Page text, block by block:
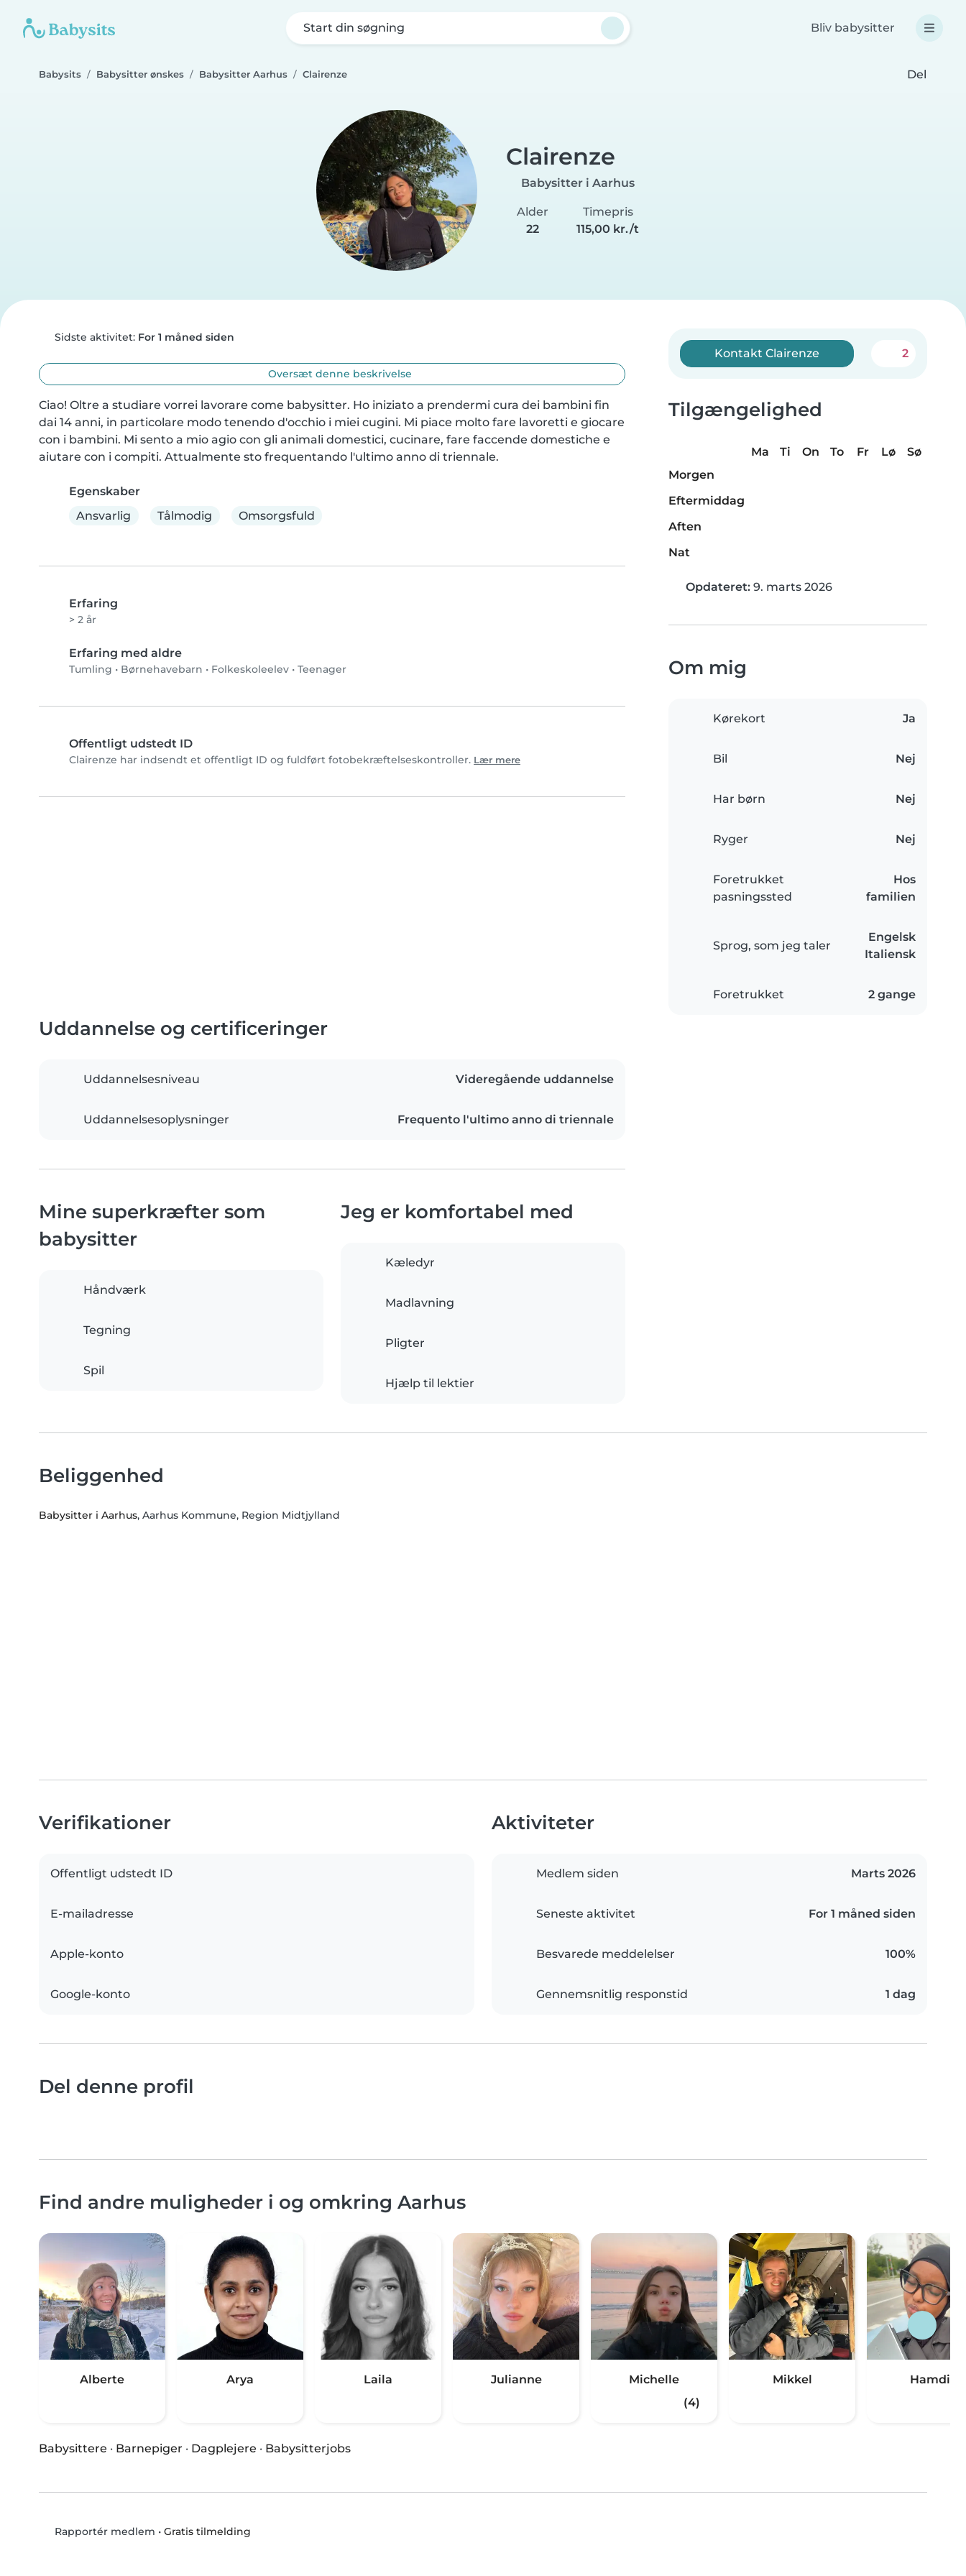
Start din søgning Bliv babysitter
Babysits Babysitter ønskes Babysitter Aarhus Clairenze Del
Clairenze
Babysitter i Aarhus
Alder
22
Timepris
115,00 kr./t
Sidste aktivitet: For 1 måned siden
Oversæt denne beskrivelse
Ciao! Oltre a studiare vorrei lavorare come babysitter. Ho iniziato a prendermi cura dei bambini fin
dai 14 anni, in particolare modo tenendo d'occhio i miei cugini. Mi piace molto fare lavoretti e giocare
con i bambini. Mi sento a mio agio con gli animali domestici, cucinare, fare faccende domestiche e
aiutare con i compiti. Attualmente sto frequentando l'ultimo anno di triennale.
Egenskaber
Ansvarlig
Tålmodig Omsorgsfuld
Erfaring
> 2 år
Erfaring med aldre
Tumling • Børnehavebarn • Folkeskoleelev • Teenager
Offentligt udstedt ID
Clairenze har indsendt et offentligt ID og fuldført fotobekræftelseskontroller. Lær mere
Kontakt Clairenze 2
Tilgængelighed
Ma Ti On To Fr Lø
Sø
Morgen
Eftermiddag
Aften
Nat
Opdateret: 9. marts 2026
Om mig
Kørekort Ja
Bil Nej
Har børn Nej
Ryger Nej
Foretrukket
pasningssted
Hos
familien
Sprog, som jeg taler
Engelsk
Italiensk
Foretrukket 2 gange
Uddannelse og certificeringer
Uddannelsesniveau Videregående uddannelse
Uddannelsesoplysninger Frequento l'ultimo anno di triennale
Mine superkræfter som
babysitter
Håndværk
Tegning
Spil
Jeg er komfortabel med
Kæledyr
Madlavning
Pligter
Hjælp til lektier
Beliggenhed
Babysitter i Aarhus, Aarhus Kommune, Region Midtjylland
Verifikationer
Offentligt udstedt ID
E-mailadresse
Apple-konto
Google-konto
Aktiviteter
Medlem siden Marts 2026
Seneste aktivitet For 1 måned siden
Besvarede meddelelser 100%
Gennemsnitlig responstid 1 dag
Del denne profil
Find andre muligheder i og omkring Aarhus
Alberte Arya Laila Julianne
Michelle
(4)
Mikkel Hamdi
Babysittere · Barnepiger · Dagplejere · Babysitterjobs
Rapportér medlem • Gratis tilmelding